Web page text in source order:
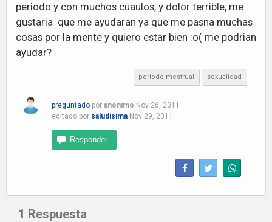
periodo y con muchos cuaulos, y dolor terrible, me
gustaria que me ayudaran ya que me pasna muchas
cosas por la mente y quiero estar bien :o( me podrian
ayudar?
periodo mestrual sexualidad
preguntado por anónimo Nov 26, 2011
editado por saludisima Nov 29, 2011
1 Respuesta